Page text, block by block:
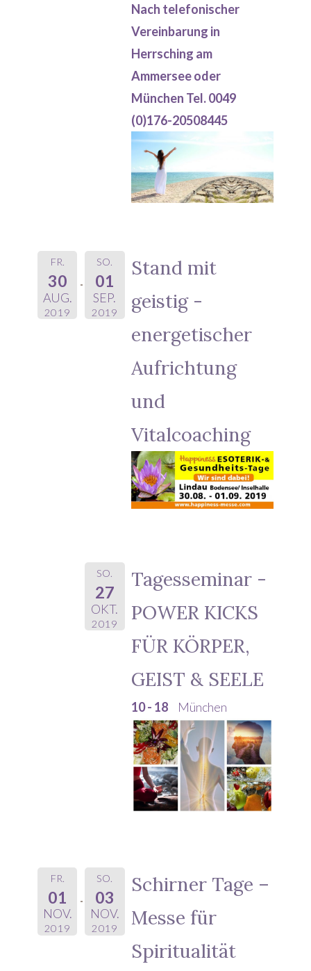
Nach telefonischer
Vereinbarung in
Herrsching am
Ammersee oder
München Tel. 0049
(0)176-20508445
FR.
30
AUG.
2019
SO.
01
SEP.
2019
Stand mit
geistig -
energetischer
Aufrichtung
und
Vitalcoaching
SO.
27
OKT.
2019
Tagesseminar -
POWER KICKS
FÜR KÖRPER,
GEIST & SEELE
10 - 18 München
FR.
01
NOV.
2019
SO.
03
NOV.
2019
Schirner Tage –
Messe für
Spiritualität